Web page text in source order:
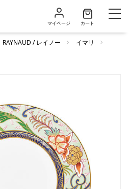
マイページ カート
RAYNAUD / レイノー
イマリ